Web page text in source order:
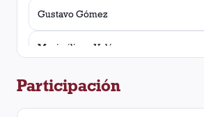
Gustavo Gómez
Maximiliano Velázquez
Participación